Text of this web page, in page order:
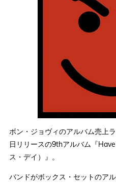
ボン・ジョヴィのアルバム売上
日リリースの9thアルバム『
ス・デイ）』。
バンドがボックス・セットのア